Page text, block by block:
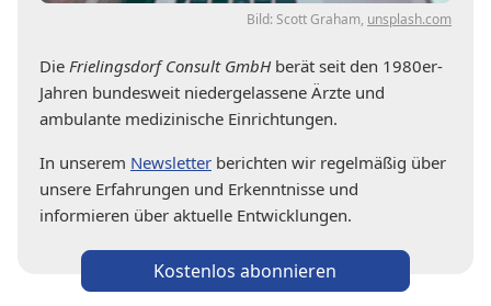
Bild: Scott Graham, unsplash.com
Die Frielingsdorf Consult GmbHberät seit den 1980er-
Jahren bundesweit niedergelassene Ärzte und
ambulante medizinische Einrichtungen.
In unserem Newsletter berichten wir regelmäßig über
unsere Erfahrungen und Erkenntnisse und
informieren über aktuelle Entwicklungen.
Kostenlos abonnieren